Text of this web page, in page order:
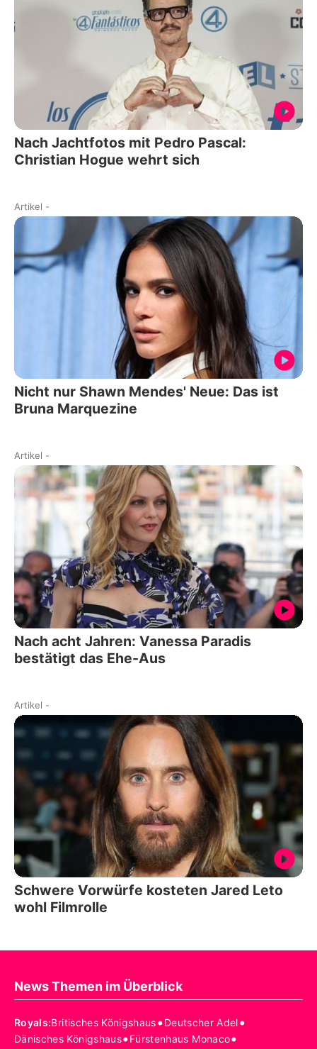
Nach Jachtfotos mit Pedro Pascal:
Christian Hogue wehrt sich
Artikel -
Nicht nur Shawn Mendes' Neue: Das ist
Bruna Marquezine
Artikel -
Nach acht Jahren: Vanessa Paradis
bestätigt das Ehe-Aus
Artikel -
Schwere Vorwürfe kosteten Jared Leto
wohl Filmrolle
News Themen im Überblick
Royals:Britisches Königshaus•Deutscher Adel•
Dänisches Königshaus•Fürstenhaus Monaco•